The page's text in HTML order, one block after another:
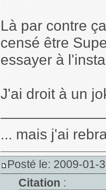
Là par contre
censé être
essayer à
J'ai droit à un
... mais j'ai
Posté le: 2009-01-
Citation :